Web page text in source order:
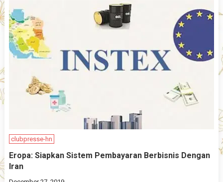
clubpresse-hn
Eropa: Siapkan Sistem Pembayaran Berbisnis Dengan
Iran